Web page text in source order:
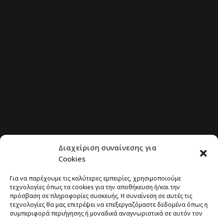
Διαχείριση συναίνεσης για
Cookies
Για να παρέχουμε τις καλύτερες εμπειρίες, χρησιμοποιούμε
τεχνολογίες όπως τα cookies για την αποθήκευση ή/και την
πρόσβαση σε πληροφορίες συσκευής. Η συναίνεση σε αυτές τις
τεχνολογίες θα μας επιτρέψει να επεξεργαζόμαστε δεδομένα όπως η
συμπεριφορά περιήγησης ή μοναδικά αναγνωριστικά σε αυτόν τον
Το έργο υλοποιείται στο πλαίσιο του
Προγράμματος Πολιτικής Συνοχής «ΘΑλΕΙΑ
2021-2027» με τη συγχρηματοδότηση της ΕΕ